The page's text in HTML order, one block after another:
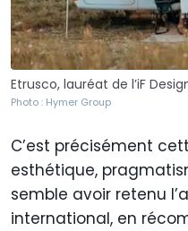
Etrusco, lauréat de l’iF
Photo : Hymer Group
C’est précisément
esthétique,
semble avoir retenu
international, en